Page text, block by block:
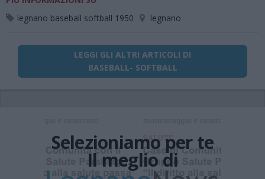
legnano baseball softball 1950
legnano
LEGGI GLI ALTRI ARTICOLI DI
BASEBALL- SOFTBALL
Selezioniamo per te
Il meglio di